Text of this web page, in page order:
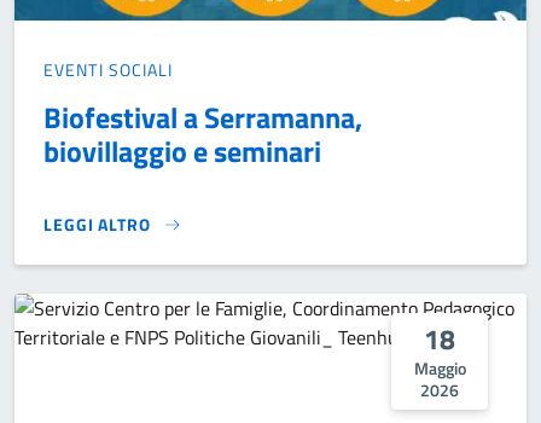
EVENTI SOCIALI
Biofestival a Serramanna,
biovillaggio e seminari
LEGGI ALTRO
BIOFESTIVAL A SERRAMANNA, BIOVILLAGGIO E SEMINARI}
18
Maggio
2026